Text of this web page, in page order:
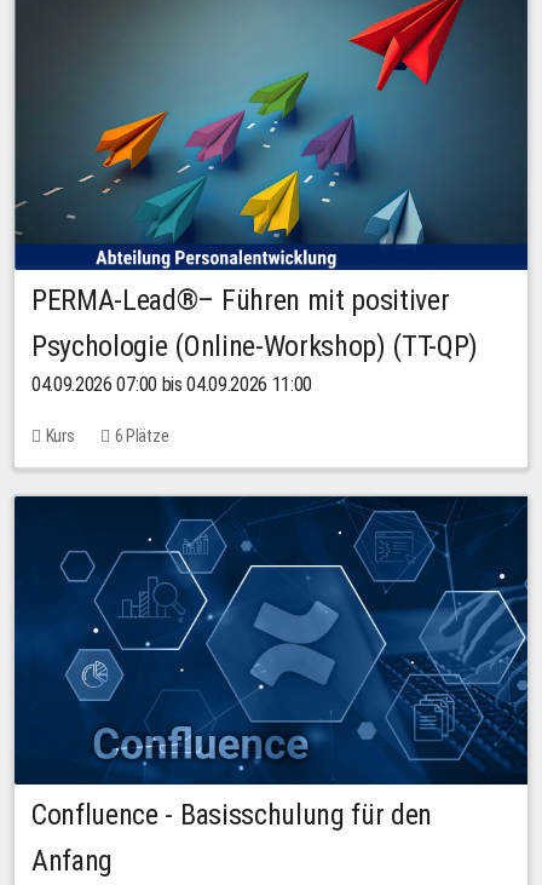
PERMA-Lead®– Führen mit positiver
Psychologie (Online-Workshop) (TT-QP)
04.09.2026 07:00 bis 04.09.2026 11:00
Kurs 6 Plätze
Confluence - Basisschulung für den
Anfang